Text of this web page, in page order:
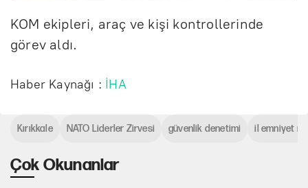
KOM ekipleri, araç ve kişi kontrollerinde
görev aldı.
Haber Kaynağı : İHA
Çok Okunanlar
Kırıkkale NATO Liderler Zirvesi güvenlik denetimi il emniyet